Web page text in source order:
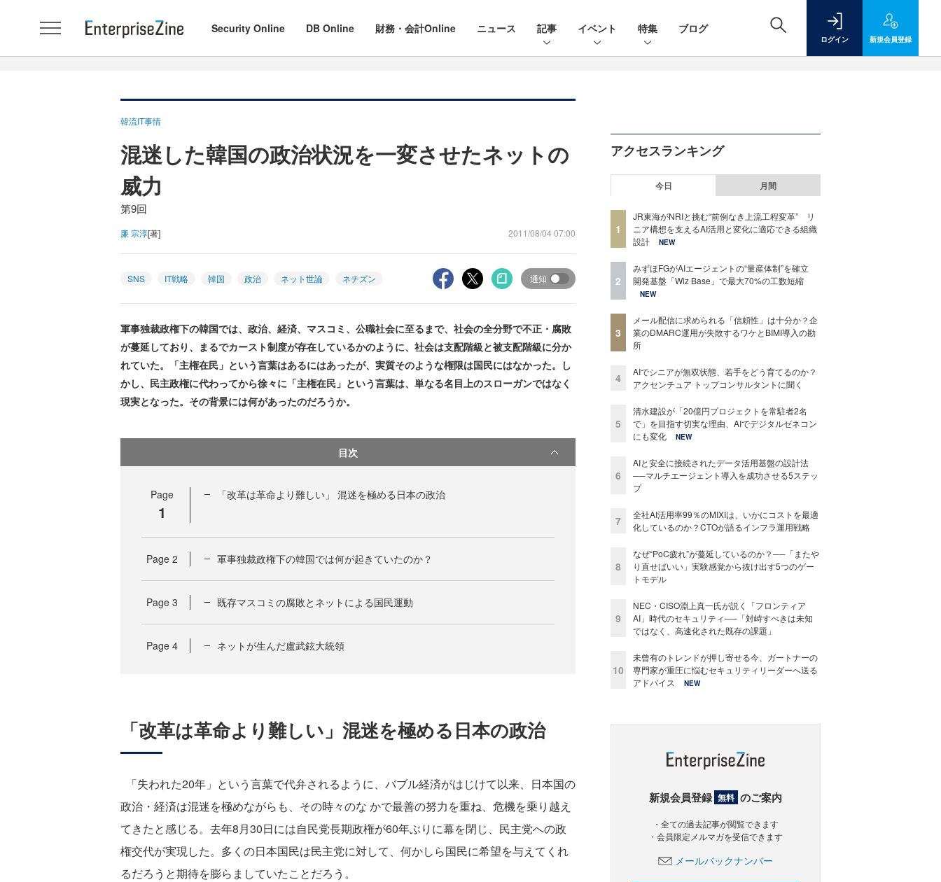
Security Online DB Online 財務・会計Online ニュース 記事 イベント 特集 ブログ
ログイン 新規会員登録
韓流IT事情
混迷した韓国の政治状況を一変させたネットの
威力
第9回
廉 宗淳[著] 2011/08/04 07:00
SNS IT戦略 韓国 政治 ネット世論 ネチズン 通知
軍事独裁政権下の韓国では、政治、経済、マスコミ、公職社会に至るまで、社会の全分野で不正・腐敗
が蔓延しており、まるでカースト制度が存在しているかのように、社会は支配階級と被支配階級に分か
れていた。「主権在民」という言葉はあるにはあったが、実質そのような権限は国民にはなかった。し
かし、民主政権に代わってから徐々に「主権在民」という言葉は、単なる名目上のスローガンではなく
現実となった。その背景には何があったのだろうか。
目次
Page
1
「改革は革命より難しい」 混迷を極める日本の政治
Page 2 軍事独裁政権下の韓国では何が起きていたのか？
Page 3 既存マスコミの腐敗とネットによる国民運動
Page 4 ネットが生んだ盧武鉉大統領
「改革は革命より難しい」 混迷を極める日本の政治
「失われた20年」という言葉で代弁されるように、バブル経済がはじけて以来、日本国の
政治・経済は混迷を極めながらも、その時々のな かで最善の努力を重ね、危機を乗り越え
てきたと感じる。去年8月30日には自民党長期政権が60年ぶりに幕を閉じ、民主党への政
権交代が実現した。多くの日本国民は民主党に対して、何かしら国民に希望を与えてくれ
るだろうと期待を膨らましていたことだろう。
アクセスランキング
今日 月間
1
JR東海がNRIと挑む“前例なき上流工程変革” リ
ニア構想を支えるAI活用と変化に適応できる組織
設計
NEW
2
みずほFGがAIエージェントの“量産体制”を確立
開発基盤「Wiz Base」で最大70%の工数短縮
NEW
3
メール配信に求められる「信頼性」は十分か？企
業のDMARC運用が失敗するワケとBIMI導入の勘
所
4
AIでシニアが無双状態、若手をどう育てるのか？
アクセンチュア トップコンサルタントに聞く
5
清水建設が「20億円プロジェクトを常駐者2名
で」を目指す切実な理由、AIでデジタルゼネコン
にも変化
NEW
6
AIと安全に接続されたデータ活用基盤の設計法
──マルチエージェント導入を成功させる5ステッ
プ
7
全社AI活用率99％のMIXIは、いかにコストを最適
化しているのか？CTOが語るインフラ運用戦略
8
なぜ“PoC疲れ”が蔓延しているのか？──「またや
り直せばいい」実験感覚から抜け出す5つのゲー
トモデル
9
NEC・CISO淵上真一氏が説く「フロンティア
AI」時代のセキュリティ──「対峙すべきは未知
ではなく、高速化された既存の課題」
10
未曾有のトレンドが押し寄せる今、ガートナーの
専門家が重圧に悩むセキュリティリーダーへ送る
アドバイス
NEW
新規会員登録 無料 のご案内
・全ての過去記事が閲覧できます
・会員限定メルマガを受信できます
メールバックナンバー